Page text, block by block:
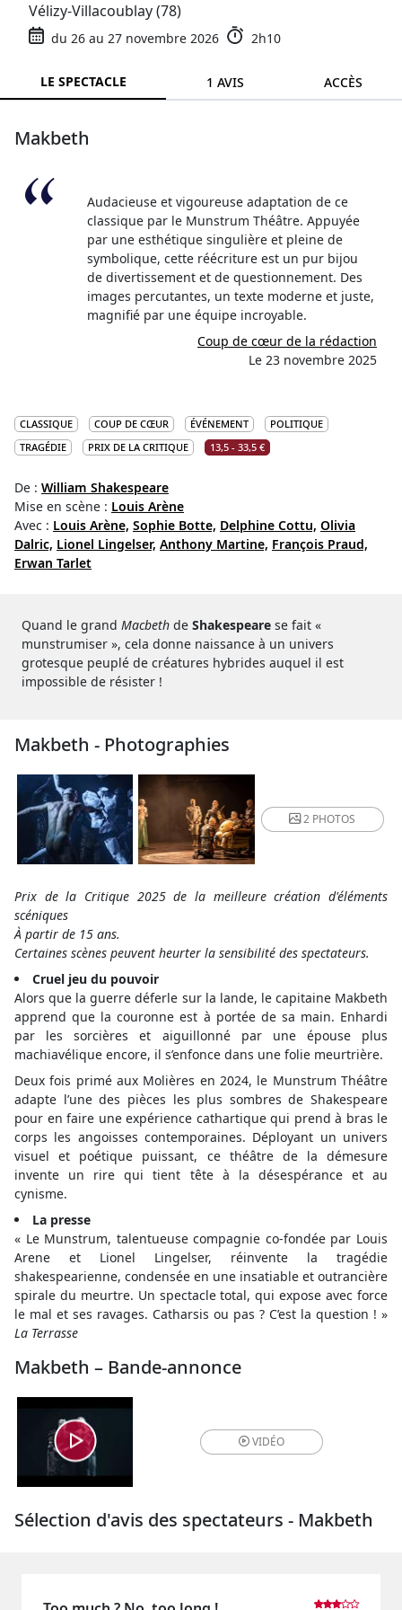
Vélizy-Villacoublay (78)
du 26 au 27 novembre 2026 2h10
LE SPECTACLE 1 AVIS ACCÈS
Makbeth
Audacieuse et vigoureuse adaptation de ce
classique par le Munstrum Théâtre. Appuyée
par une esthétique singulière et pleine de
symbolique, cette réécriture est un pur bijou
de divertissement et de questionnement. Des
images percutantes, un texte moderne et juste,
magnifié par une équipe incroyable.
Coup de cœur de la rédaction
Le 23 novembre 2025
CLASSIQUE COUP DE CŒUR ÉVÉNEMENT
POLITIQUE
TRAGÉDIE
PRIX DE LA CRITIQUE 13,5 - 33,5 €
De : William Shakespeare
Mise en scène : Louis Arène
Avec : Louis Arène, Sophie Botte, Delphine Cottu, Olivia
Dalric, Lionel Lingelser, Anthony Martine, François Praud,
Erwan Tarlet
Quand le grand Macbeth de Shakespeare se fait «
munstrumiser », cela donne naissance à un univers
grotesque peuplé de créatures hybrides auquel il est
impossible de résister !
Makbeth - Photographies
2 PHOTOS
Prix de la Critique 2025 de la meilleure création d'éléments
scéniques
À partir de 15 ans.
Certaines scènes peuvent heurter la sensibilité des spectateurs.
Cruel jeu du pouvoir
Alors que la guerre déferle sur la lande, le capitaine Makbeth
apprend que la couronne est à portée de sa main. Enhardi
par les sorcières et aiguillonné par une épouse plus
machiavélique encore, il s’enfonce dans une folie meurtrière.
Deux fois primé aux Molières en 2024, le Munstrum Théâtre
adapte l’une des pièces les plus sombres de Shakespeare
pour en faire une expérience cathartique qui prend à bras le
corps les angoisses contemporaines. Déployant un univers
visuel et poétique puissant, ce théâtre de la démesure
invente un rire qui tient tête à la désespérance et au
cynisme.
La presse
« Le Munstrum, talentueuse compagnie co-fondée par Louis
Arene et Lionel Lingelser, réinvente la tragédie
shakespearienne, condensée en une insatiable et outrancière
spirale du meurtre. Un spectacle total, qui expose avec force
le mal et ses ravages. Catharsis ou pas ? C’est la question ! »
La Terrasse
Makbeth – Bande-annonce
VIDÉO
Sélection d'avis des spectateurs - Makbeth